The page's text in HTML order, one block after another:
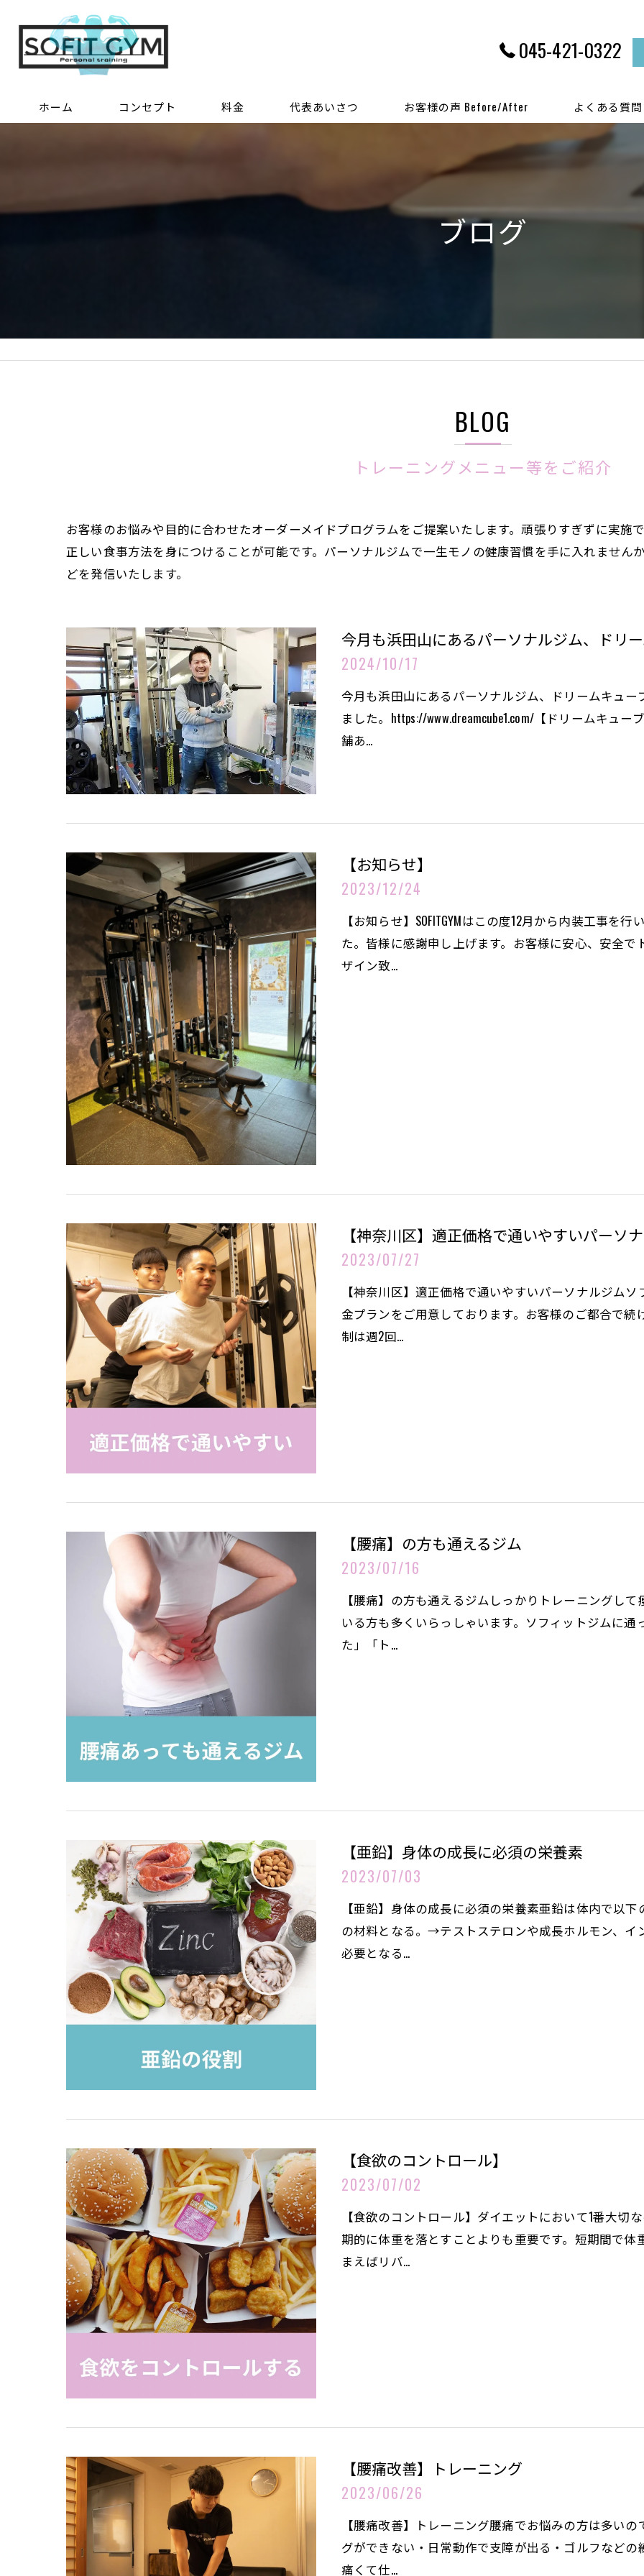
045-421-0322
ホーム コンセプト 料金 代表あいさつ お客様の声 Before/After よくある質問
ブログ
BLOG
トレーニングメニュー等をご紹介
お客様のお悩みや目的に合わせたオーダーメイドプログラムをご提案いたします。頑張りすぎずに実施
正しい食事方法を身につけることが可能です。パーソナルジムで一生モノの健康習慣を手に入れません
どを発信いたします。
今月も浜田山にあるパーソナルジム、ドリ
2024/10/17
今月も浜田山にあるパーソナルジム、ドリームキュ
ました。https://www.dreamcube1.com/【ドリームキュ
舗あ…
【お知らせ】
2023/12/24
【お知らせ】SOFITGYMはこの度12月から内装工事を
た。皆様に感謝申し上げます。お客様に安心、安全
ザイン致…
【神奈川区】適正価格で通いやすいパーソ
2023/07/27
【神奈川区】適正価格で通いやすいパーソナルジム
金プランをご用意しております。お客様のご都合で
制は週2回…
【腰痛】の方も通えるジム
2023/07/16
【腰痛】の方も通えるジムしっかりトレーニングし
いる方も多くいらっしゃいます。ソフィットジムに
た」「ト…
【亜鉛】身体の成長に必須の栄養素
2023/07/03
【亜鉛】身体の成長に必須の栄養素亜鉛は体内で以
の材料となる。→テストステロンや成長ホルモン、
必要となる…
【食欲のコントロール】
2023/07/02
【食欲のコントロール】ダイエットにおいて1番大
期的に体重を落とすことよりも重要です。短期間で
まえばリバ…
【腰痛改善】トレーニング
2023/06/26
【腰痛改善】トレーニング腰痛でお悩みの方は多い
グができない・日常動作で支障が出る・ゴルフなど
痛くて仕…